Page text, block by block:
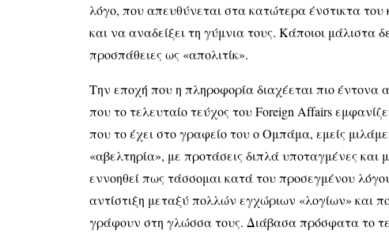
λόγο, που απευθύνεται στα κατώτερα ένστικτα του
και να αναδείξει τη γύμνια τους. Κάποιοι μάλιστα
προσπάθειες ως «απολιτίκ».
Την εποχή που η πληροφορία διαχέεται πιο έντονα
που το τελευταίο τεύχος του Foreign Affairs
που το έχει στο γραφείο του ο Ομπάμα, εμείς
«αβελτηρία», με προτάσεις διπλά υποταγμένες
εννοηθεί πως τάσσομαι κατά του προσεγμένου
αντίστιξη μεταξύ πολλών εγχώριων «λογίων» και
γράφουν στη γλώσσα τους. Διάβασα πρόσφατα το